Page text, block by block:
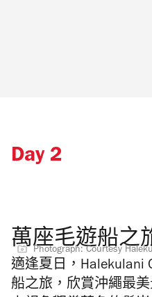
Day 2
萬座毛遊船之
Photograph: Courtesy
適逢夏日，Halekulani
船之旅，欣賞沖繩最